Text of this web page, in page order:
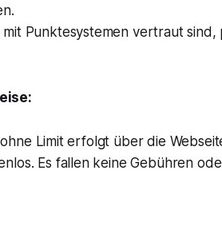
Punktesystemen vertraut
Limit erfolgt über die
Es fallen keine Gebühren